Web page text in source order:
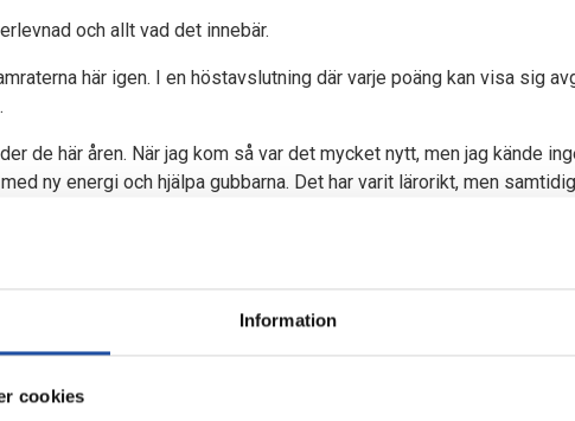
Information
cookies
och allt vad det innebär.
här igen. I en höstavslutning där varje poäng kan visa sig
de här åren. När jag kom så var det mycket nytt, men jag kände
ny energi och hjälpa gubbarna. Det har varit lärorikt, men
känslan och framgången man har när man vinner matcher här
det unnar man alla som vill klubbens bästa, säger Anton Eriksson.
var det sista IFK gjorde innan sommaruppehållet. 37 insläppta mål
med fyra raka segrar och har nu plockat poäng i tre raka